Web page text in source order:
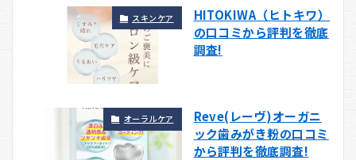
スキンケア
HITOKIWA（ヒトキワ）
の口コミから評判を徹底
調査!
オーラルケア
Reve(レーヴ)オーガニ
ック歯みがき粉の口コミ
から評判を徹底調査!